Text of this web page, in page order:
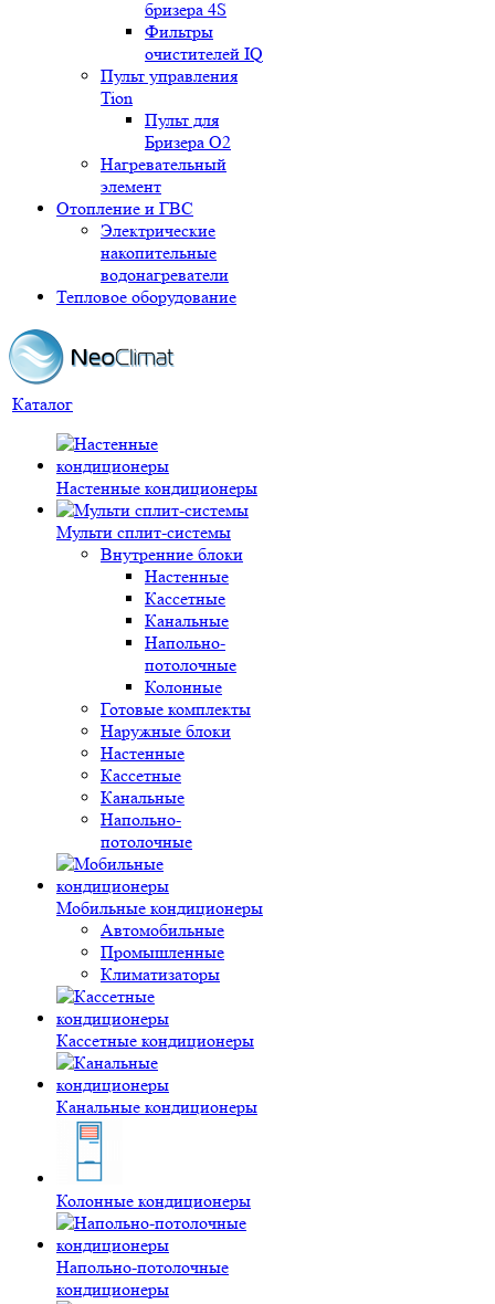
бризера 4S
Фильтры
очистителей IQ
Пульт управления
Tion
Пульт для
Бризера O2
Нагревательный
элемент
Отопление и ГВС
Электрические
накопительные
водонагреватели
Тепловое оборудование
Каталог
Настенные кондиционеры
Мульти сплит-системы
Внутренние блоки
Настенные
Кассетные
Канальные
Напольно-
потолочные
Колонные
Готовые комплекты
Наружные блоки
Настенные
Кассетные
Канальные
Напольно-
потолочные
Мобильные кондиционеры
Автомобильные
Промышленные
Климатизаторы
Кассетные кондиционеры
Канальные кондиционеры
Колонные кондиционеры
Напольно-потолочные
кондиционеры